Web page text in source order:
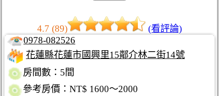
4.7 (89)
(看評論)
0978-082526
花蓮縣花蓮市國興里15鄰介林二街14號
房間數：5間
參考房價：NT$ 1600～2000